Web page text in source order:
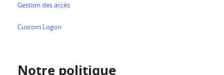
Gestion des accès
Custom Logon
Notre politique